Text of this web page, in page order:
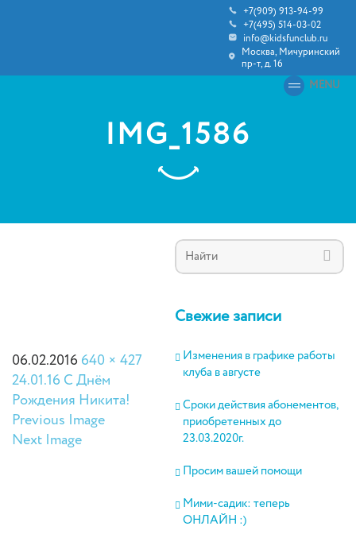
+7(909) 913-94-99
+7(495) 514-03-02
info@kidsfunclub.ru
Москва, Мичуринский
пр-т, д. 16
MENU
IMG_1586
06.02.2016 640 × 427
24.01.16 С Днём
Рождения Никита!
Previous Image
Next Image
Свежие записи
Изменения в графике работы
клуба в августе
Сроки действия абонементов,
приобретенных до
23.03.2020г.
Просим вашей помощи
Мими-садик: теперь
ОНЛАЙН :)